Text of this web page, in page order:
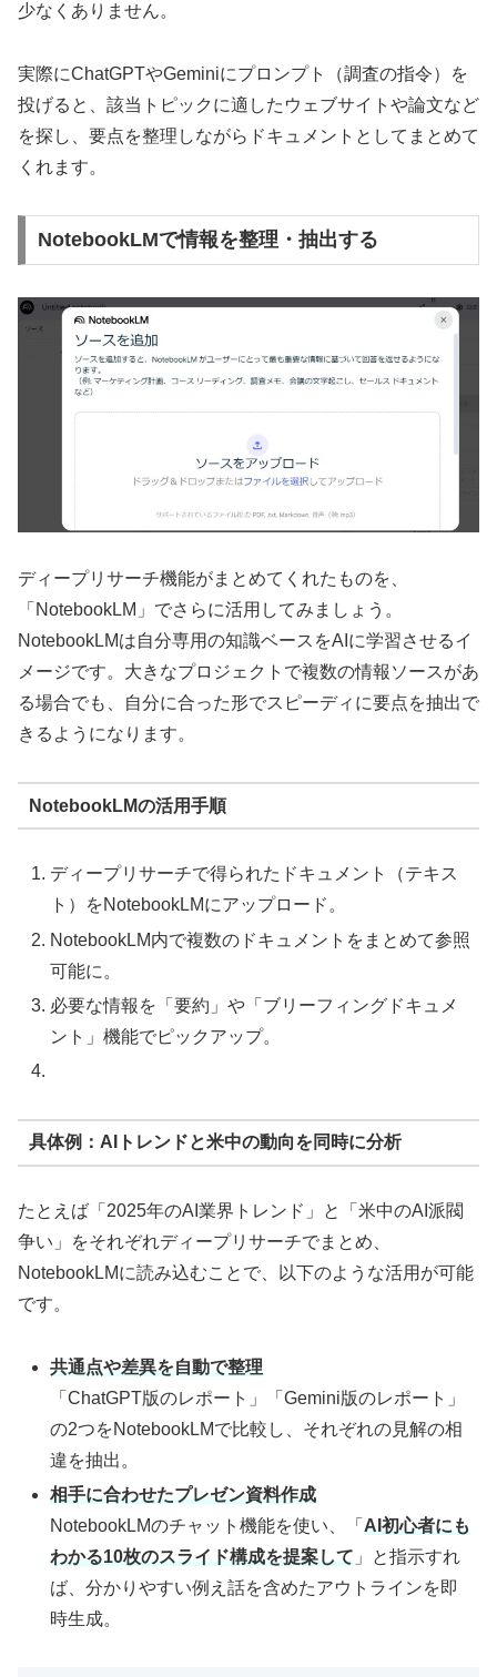
少なくありません。
実際にChatGPTやGeminiにプロンプト（調査の指令）を
投げると、該当トピックに適したウェブサイトや論文など
を探し、要点を整理しながらドキュメントとしてまとめて
くれます。
NotebookLMで情報を整理・抽出する
ディープリサーチ機能がまとめてくれたものを、
「NotebookLM」でさらに活用してみましょう。
NotebookLMは自分専用の知識ベースをAIに学習させるイ
メージです。大きなプロジェクトで複数の情報ソースがあ
る場合でも、自分に合った形でスピーディに要点を抽出で
きるようになります。
NotebookLMの活用手順
ディープリサーチで得られたドキュメント（テキス
ト）をNotebookLMにアップロード。
NotebookLM内で複数のドキュメントをまとめて参照
可能に。
必要な情報を「要約」や「ブリーフィングドキュメ
ント」機能でピックアップ。
具体例：AIトレンドと米中の動向を同時に分析
たとえば「2025年のAI業界トレンド」と「米中のAI派閥
争い」をそれぞれディープリサーチでまとめ、
NotebookLMに読み込むことで、以下のような活用が可能
です。
共通点や差異を自動で整理
「ChatGPT版のレポート」「Gemini版のレポート」
の2つをNotebookLMで比較し、それぞれの見解の相
違を抽出。
相手に合わせたプレゼン資料作成
NotebookLMのチャット機能を使い、「AI初心者にも
わかる10枚のスライド構成を提案して 」と指示すれ
ば、分かりやすい例え話を含めたアウトラインを即
時生成。